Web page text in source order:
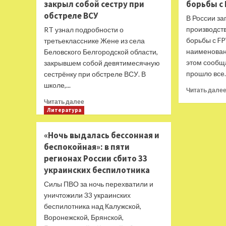
закрыл собой сестру при
обстреле ВСУ
RT узнал подробности о
третьекласснике Жене из села
Беловского Белгородской области,
закрывшем собой девятимесячную
сестрёнку при обстреле ВСУ. В
школе,...
Читать далееПрочитать
были
в
крови,
но
не
плакали»:
как
третьеклассник
борьбы с
В России
борьбы с
этом
прошло
Читать далее
Литература
«Ночь выдалась бессонная и
беспокойная»: в пяти
регионах России сбито 33
украинских беспилотника
Силы ПВО за ночь перехватили и
уничтожили 33 украинских
беспилотника над Калужской,
Воронежской, Брянской,